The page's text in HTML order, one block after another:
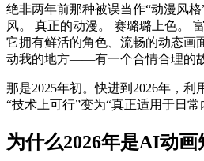
绝非两年前那种被误当作“动漫风
风。 真正的动漫。 赛璐璐上色。
它拥有鲜活的角色、流畅的动态
动我的地方——有一个合情合理的
那是2025年初。快进到2026年，利
“技术上可行”变为“真正适用于日常
为什么2026年是AI动